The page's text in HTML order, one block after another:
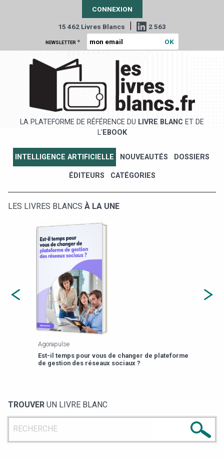
CONNEXION
15 462 Livres Blancs | 2 563
NEWSLETTER *
LA PLATEFORME DE RÉFÉRENCE DU LIVRE BLANC ET DE
L' EBOOK
INTELLIGENCE ARTIFICIELLE NOUVEAUTÉS DOSSIERS
ÉDITEURS CATÉGORIES
LES LIVRES BLANCS À LA UNE
Agorapulse
Est-il temps pour vous de changer de plateforme
de gestion des réseaux sociaux ?
TROUVER UN LIVRE BLANC